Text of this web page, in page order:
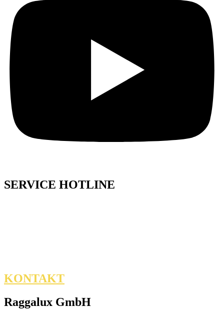
SERVICE HOTLINE
KONTAKT
Raggalux GmbH